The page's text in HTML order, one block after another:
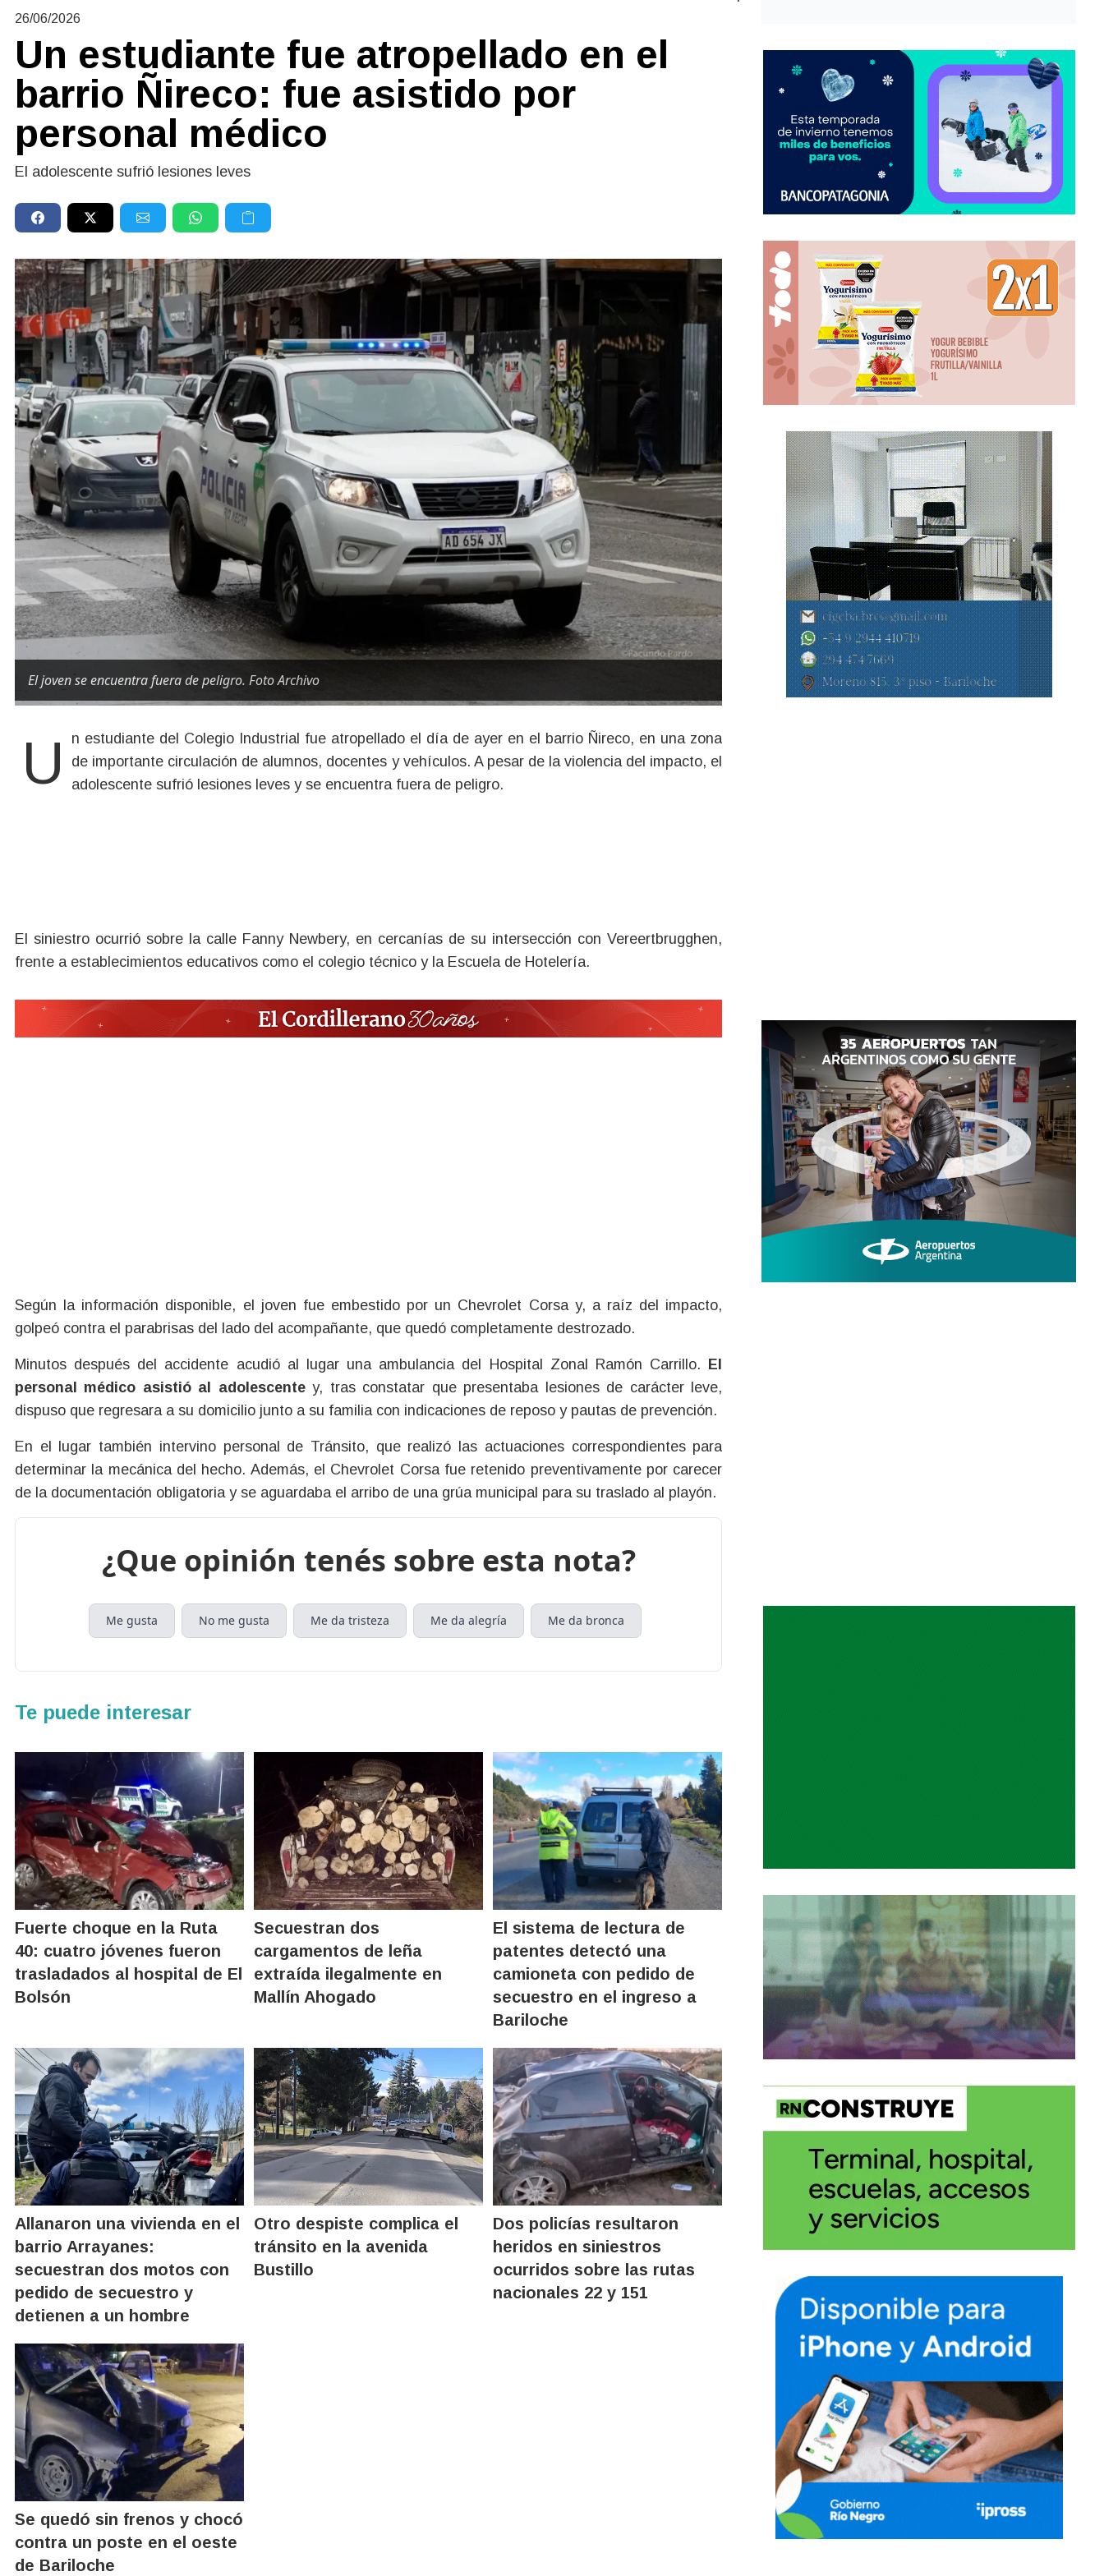
26/06/2026
Un estudiante fue atropellado en el
barrio Ñireco: fue asistido por
personal médico
El adolescente sufrió lesiones leves
El joven se encuentra fuera de peligro. Foto Archivo
Un estudiante del Colegio Industrial fue atropellado el día de ayer en el barrio Ñireco, en una zona
de importante circulación de alumnos, docentes y vehículos. A pesar de la violencia del impacto, el
adolescente sufrió lesiones leves y se encuentra fuera de peligro.
El siniestro ocurrió sobre la calle Fanny Newbery, en cercanías de su intersección con Vereertbrugghen,
frente a establecimientos educativos como el colegio técnico y la Escuela de Hotelería.
Según la información disponible, el joven fue embestido por un Chevrolet Corsa y, a raíz del impacto,
golpeó contra el parabrisas del lado del acompañante, que quedó completamente destrozado.
Minutos después del accidente acudió al lugar una ambulancia del Hospital Zonal Ramón Carrillo. El
personal médico asistió al adolescentey, tras constatar que presentaba lesiones de carácter leve,
dispuso que regresara a su domicilio junto a su familia con indicaciones de reposo y pautas de prevención.
En el lugar también intervino personal de Tránsito, que realizó las actuaciones correspondientes para
determinar la mecánica del hecho. Además, el Chevrolet Corsa fue retenido preventivamente por carecer
de la documentación obligatoria y se aguardaba el arribo de una grúa municipal para su traslado al playón.
¿Que opinión tenés sobre esta nota?
Me gusta No me gusta Me da tristeza Me da alegría Me da bronca
Te puede interesar
Fuerte choque en la Ruta
40: cuatro jóvenes fueron
trasladados al hospital de El
Bolsón
Secuestran dos
cargamentos de leña
extraída ilegalmente en
Mallín Ahogado
El sistema de lectura de
patentes detectó una
camioneta con pedido de
secuestro en el ingreso a
Bariloche
Allanaron una vivienda en el
barrio Arrayanes:
secuestran dos motos con
pedido de secuestro y
detienen a un hombre
Otro despiste complica el
tránsito en la avenida
Bustillo
Dos policías resultaron
heridos en siniestros
ocurridos sobre las rutas
nacionales 22 y 151
Se quedó sin frenos y chocó
contra un poste en el oeste
de Bariloche